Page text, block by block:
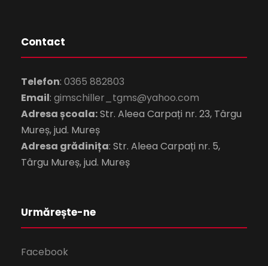
Contact
Telefon: 0365 882803
Email: gimschiller_tgms@yahoo.com
Adresa școala:Str. Aleea Carpați nr. 23, Târgu
Mureș, jud. Mureș
Adresa grădinița: Str. Aleea Carpați nr. 5,
Târgu Mureș, jud. Mureș
Urmărește-ne
Facebook